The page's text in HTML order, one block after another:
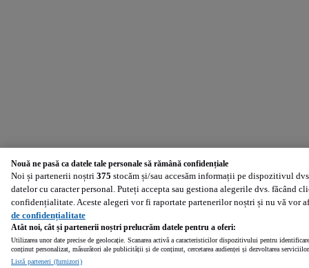
Nouă ne pasă ca datele tale personale să rămână confidențiale
Noi și partenerii noștri 375 stocăm și/sau accesăm informații pe dispozitivul
datelor cu caracter personal. Puteți accepta sau gestiona alegerile dvs. făcând
confidențialitate. Aceste alegeri vor fi raportate partenerilor noștri și nu vă vor
de confidențialitate
Atât noi, cât și partenerii noștri prelucrăm datele pentru a oferi:
Utilizarea unor date precise de geolocație. Scanarea activă a caracteristicilor dispozitivului pentru
conținut personalizat, măsurători ale publicității și de conținut, cercetarea audienței și dezvoltarea
Listă parteneri (furnizori)